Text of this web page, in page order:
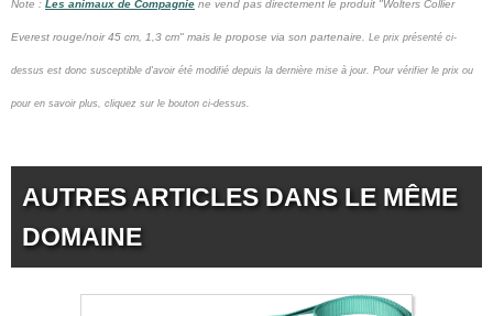
Note : Les animaux de Compagnie ne vend pas directement le produit "Wolters Collier
Everest rouge/noir 45 cm, 1,3 cm" mais le propose via son partenaire. Le prix présenté ci-
dessus est donc susceptible d'avoir été modifié depuis la dernière mise à jour. Pour vérifier le prix ou
pour en savoir plus, cliquez sur le bouton ci-dessus.
AUTRES ARTICLES DANS LE MÊME
DOMAINE